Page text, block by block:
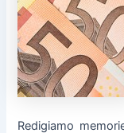
Redigiamo